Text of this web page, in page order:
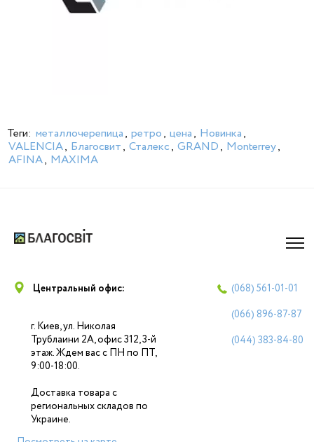
Теги: металлочерепица, ретро, цена, Новинка,
VALENCIA, Благосвит, Сталекс, GRAND, Моntеrrey,
AFINA, MAXIMA
Центральный офис:
г. Киев, ул. Николая
Трублаини 2А, офис 312, 3-й
этаж. Ждем вас с ПН по ПТ,
9:00-18:00.
Доставка товара с
региональных складов по
Украине.
(068) 561-01-01
(066) 896-87-87
(044) 383-84-80